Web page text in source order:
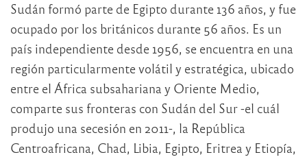
Sudán formó parte de Egipto durante 136 años, y fue
ocupado por los británicos durante 56 años. Es un
país independiente desde 1956, se encuentra en una
región particularmente volátil y estratégica, ubicado
entre el África subsahariana y Oriente Medio,
comparte sus fronteras con Sudán del Sur -el cuál
produjo una secesión en 2011-, la República
Centroafricana, Chad, Libia, Egipto, Eritrea y Etiopía,